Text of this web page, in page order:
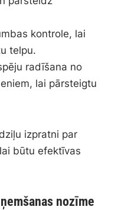
kontrole, lai
telpu.
radīšana no
lai pārsteigtu
izpratni par
būtu efektīvas
nozīme